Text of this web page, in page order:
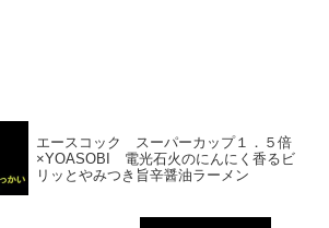
エースコック スーパーカップ１．５倍
×YOASOBI 電光石火のにんにく香るビ
リッとやみつき旨辛醤油ラーメン